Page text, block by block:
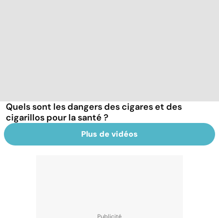
Quels sont les dangers des cigares et des
cigarillos pour la santé ?
Plus de vidéos